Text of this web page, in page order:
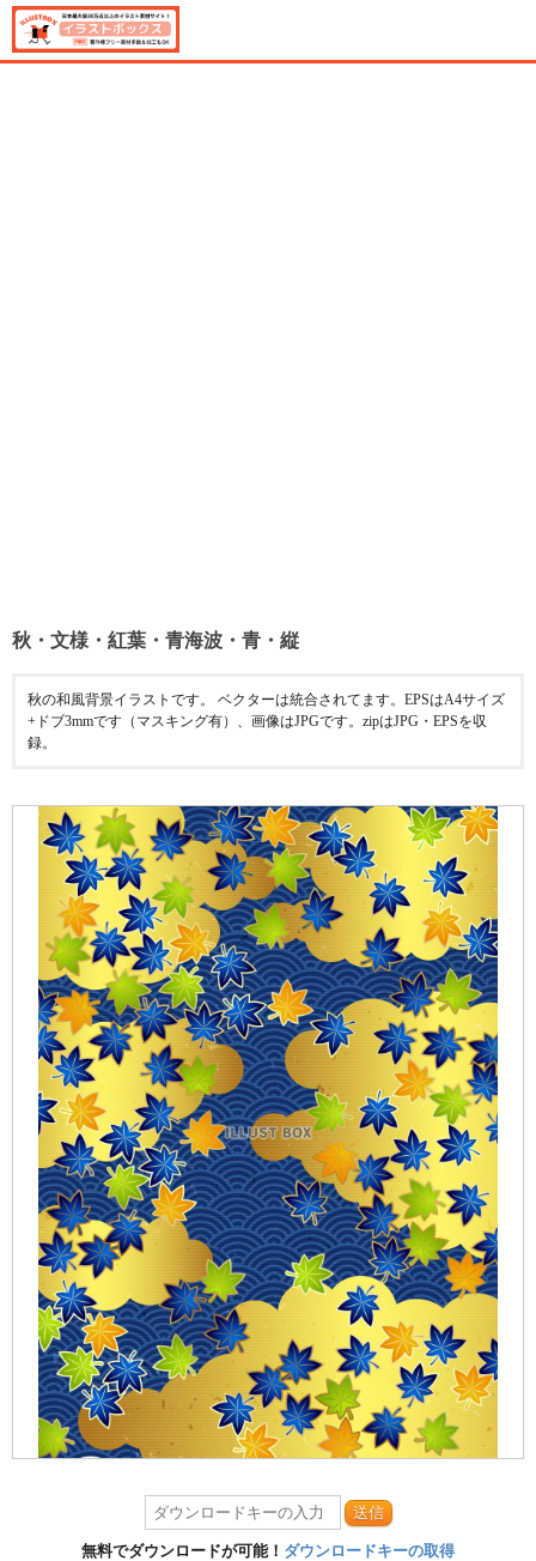
秋・文様・紅葉・青海波・青・縦
秋の和風背景イラストです。 ベクターは統合されてます。EPSはA4サイズ
+ドブ3mmです（マスキング有）、画像はJPGです。zipはJPG・EPSを収
録。
送信
無料でダウンロードが可能！ ダウンロードキーの取得